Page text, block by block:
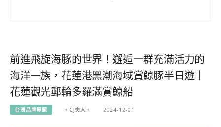
前進飛旋海豚的世界！邂逅一群充滿活力的
海洋一族，花蓮港黑潮海域賞鯨豚半日遊｜
花蓮觀光郵輪多羅滿賞鯨船
台灣品牌專題 。CJ夫人。 2024-12-01